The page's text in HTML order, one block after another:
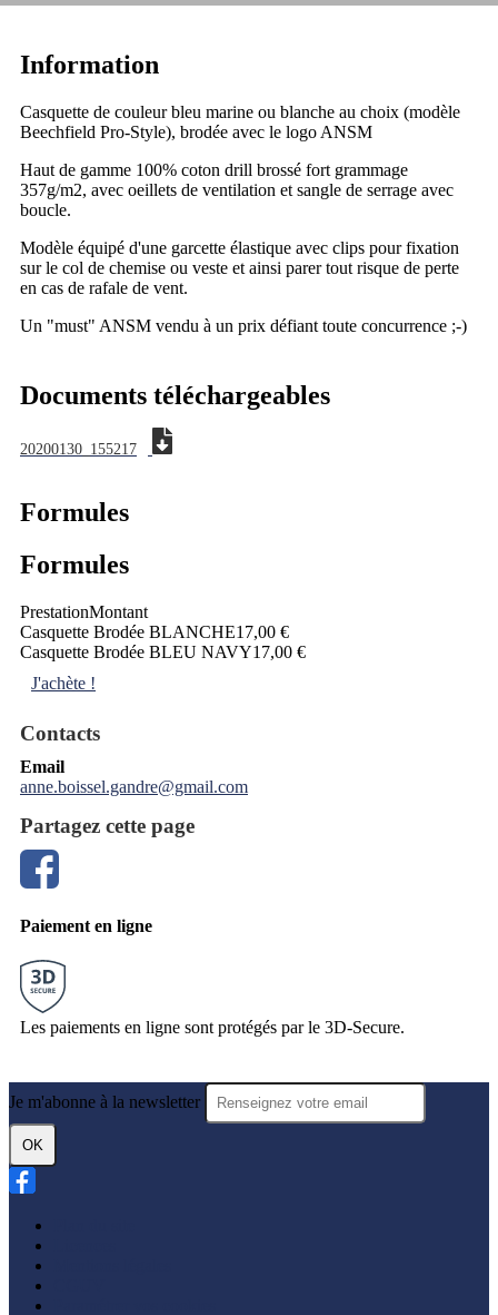
Information
Casquette de couleur bleu marine ou blanche au choix (modèle
Beechfield Pro-Style), brodée avec le logo ANSM
Haut de gamme 100% coton drill brossé fort grammage
357g/m2, avec oeillets de ventilation et sangle de serrage avec
boucle.
Modèle équipé d'une garcette élastique avec clips pour fixation
sur le col de chemise ou veste et ainsi parer tout risque de perte
en cas de rafale de vent.
Un "must" ANSM vendu à un prix défiant toute concurrence ;-)
Documents téléchargeables
20200130_155217
Formules
Formules
PrestationMontant
Casquette Brodée BLANCHE17,00 €
Casquette Brodée BLEU NAVY17,00 €
J'achète !
Contacts
Email
anne.boissel.gandre@gmail.com
Partagez cette page
Paiement en ligne
Les paiements en ligne sont protégés par le 3D-Secure.
Je m'abonne à la newsletter
OK